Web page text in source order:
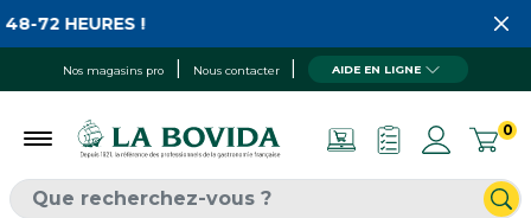
Nos magasins pro Nous contacter AIDE EN LIGNE
0
HEURES !